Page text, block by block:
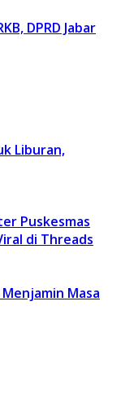
DPRD Jabar
Liburan,
Puskesmas
di Threads
Masa